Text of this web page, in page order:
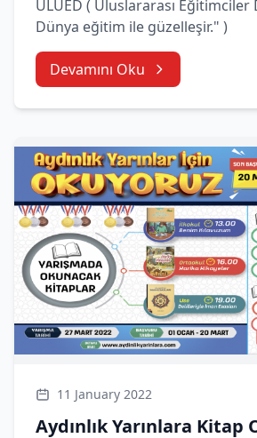
ULUED ( Uluslararası
Dünya eğitim ile güzelleşir." )
Devamını Oku
11 January 2022
Aydınlık Yarınlara Kitap